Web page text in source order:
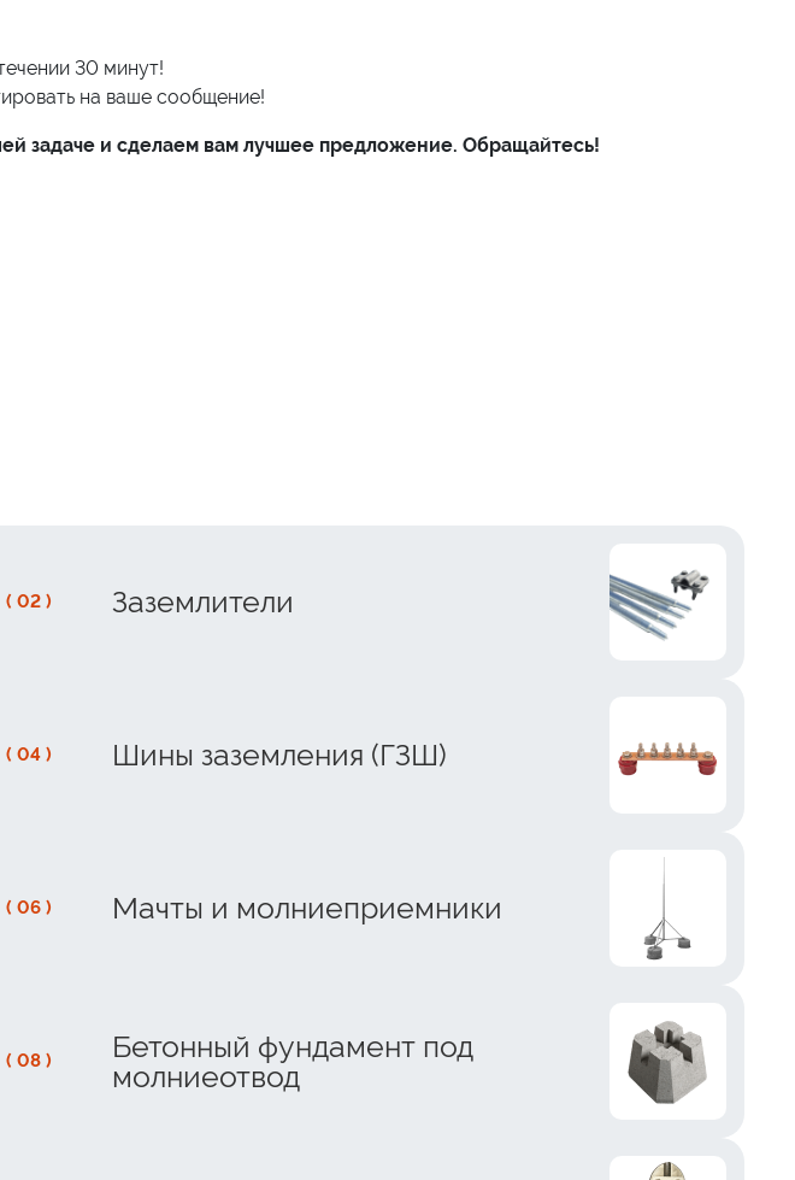
30 минут!
на ваше сообщение!
задаче и сделаем вам лучшее предложение. Обращайтесь!
( 02 ) Заземлители
( 04 ) Шины заземления (ГЗШ)
( 06 ) Мачты и молниеприемники
( 08 )
Бетонный фундамент под
молниеотвод